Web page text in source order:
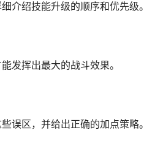
介绍技能升级的顺序和优先级。
发挥出最大的战斗效果。
误区，并给出正确的加点策略。